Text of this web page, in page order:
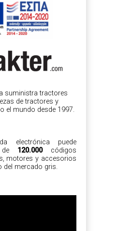
suministra tractores
de tractores y
el mundo desde 1997.
electrónica puede
de 120.000códigos
motores y accesorios
del mercado gris.